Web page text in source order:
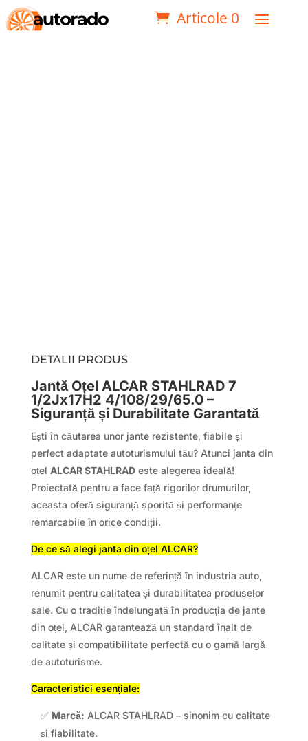
Articole 0
DETALII PRODUS
Jantă Oțel ALCAR STAHLRAD 7
1/2Jx17H2 4/108/29/65.0 –
Siguranță și Durabilitate Garantată
Ești în căutarea unor jante rezistente, fiabile și
perfect adaptate autoturismului tău? Atunci janta din
oțel ALCAR STAHLRADeste alegerea ideală!
Proiectată pentru a face față rigorilor drumurilor,
aceasta oferă siguranță sporită și performanțe
remarcabile în orice condiții.
De ce să alegi janta din oțel ALCAR?
ALCAR este un nume de referință în industria auto,
renumit pentru calitatea și durabilitatea produselor
sale. Cu o tradiție îndelungată în producția de jante
din oțel, ALCAR garantează un standard înalt de
calitate și compatibilitate perfectă cu o gamă largă
de autoturisme.
Caracteristici esențiale:
✅ Marcă: ALCAR STAHLRAD – sinonim cu calitate
și fiabilitate.